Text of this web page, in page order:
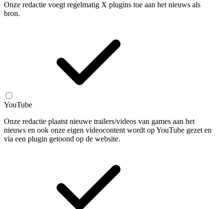
Onze redactie voegt regelmatig X plugins toe aan het nieuws als
bron.
YouTube
Onze redactie plaatst nieuwe trailers/videos van games aan het
nieuws en ook onze eigen videocontent wordt op YouTube gezet en
via een plugin getoond op de website.